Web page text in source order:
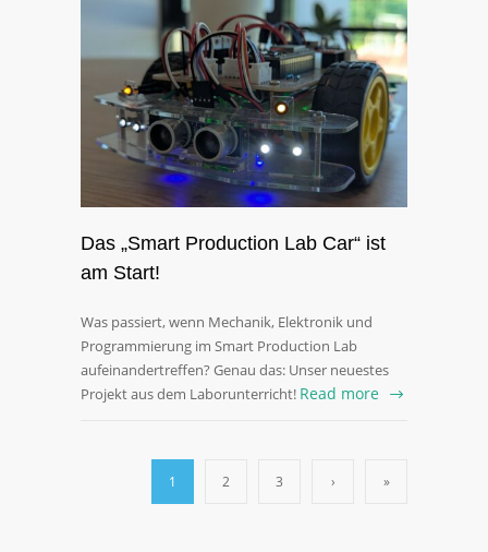
Das „Smart Production Lab Car“ ist
am Start!
Was passiert, wenn Mechanik, Elektronik und
Programmierung im Smart Production Lab
aufeinandertreffen? Genau das: Unser neuestes
Projekt aus dem Laborunterricht! Read more
1 2 3 › »